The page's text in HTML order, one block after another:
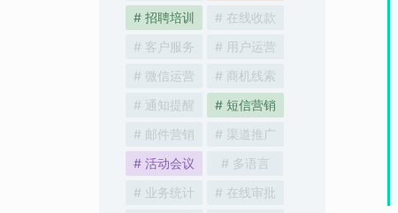
# 招聘培训
# 在线收款
# 客户服务
# 用户运营
# 微信运营
# 商机线索
# 通知提醒
# 短信营销
# 邮件营销
# 渠道推广
# 活动会议
# 多语言
# 业务统计
# 在线审批